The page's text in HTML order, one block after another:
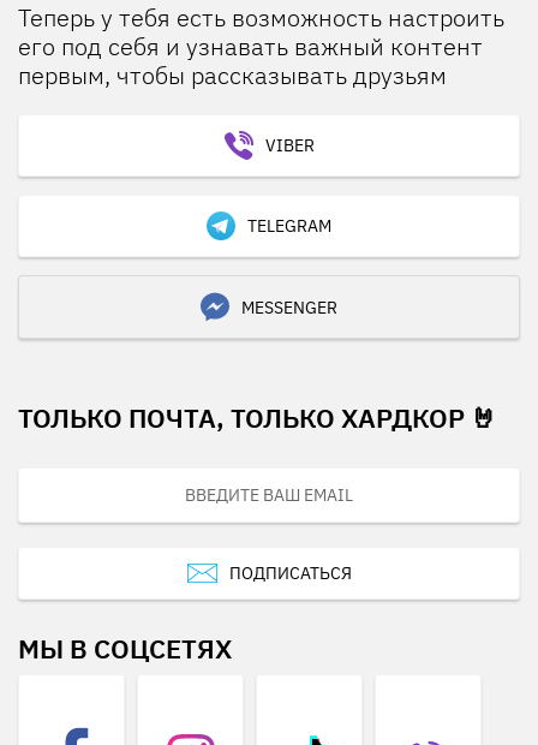
Теперь у тебя есть возможность настроить
его под себя и узнавать важный контент
первым, чтобы рассказывать друзьям
VIBER
TELEGRAM
MESSENGER
ТОЛЬКО ПОЧТА, ТОЛЬКО ХАРДКОР 🤘
ПОДПИСАТЬСЯ
МЫ В СОЦСЕТЯХ